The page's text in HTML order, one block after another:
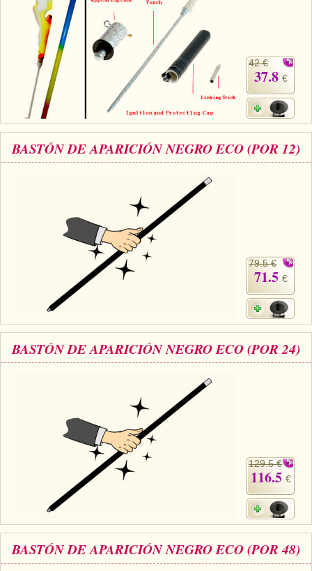
42 €
37.8 €
BASTÓN DE APARICIÓN NEGRO ECO (POR 12)
79.5 €
71.5 €
BASTÓN DE APARICIÓN NEGRO ECO (POR 24)
129.5 €
116.5 €
BASTÓN DE APARICIÓN NEGRO ECO (POR 48)